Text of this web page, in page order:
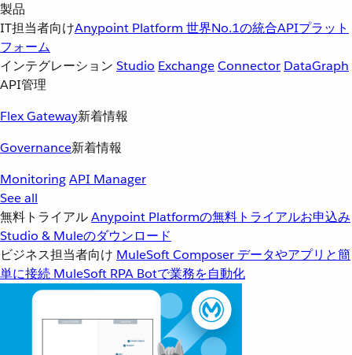
製品
IT担当者向けAnypoint Platform 世界No.1の統合APIプラット
フォーム
インテグレーション Studio ExchangeConnector DataGraph
API管理
Flex Gateway新着情報
Governance新着情報
MonitoringAPI Manager
See all
無料トライアルAnypoint Platformの無料トライアルお申込み
Studio & Muleのダウンロード
ビジネス担当者向け MuleSoft Composer データやアプリと簡
単に接続 MuleSoft RPA Botで業務を自動化